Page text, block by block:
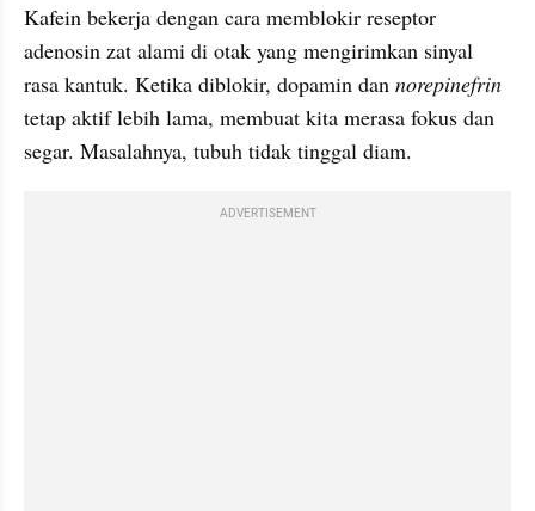
Kafein bekerja dengan cara memblokir reseptor
adenosin zat alami di otak yang mengirimkan sinyal
rasa kantuk. Ketika diblokir, dopamin dan
tetap aktif lebih lama, membuat kita merasa fokus dan
segar. Masalahnya, tubuh tidak tinggal diam.
ADVERTISEMENT